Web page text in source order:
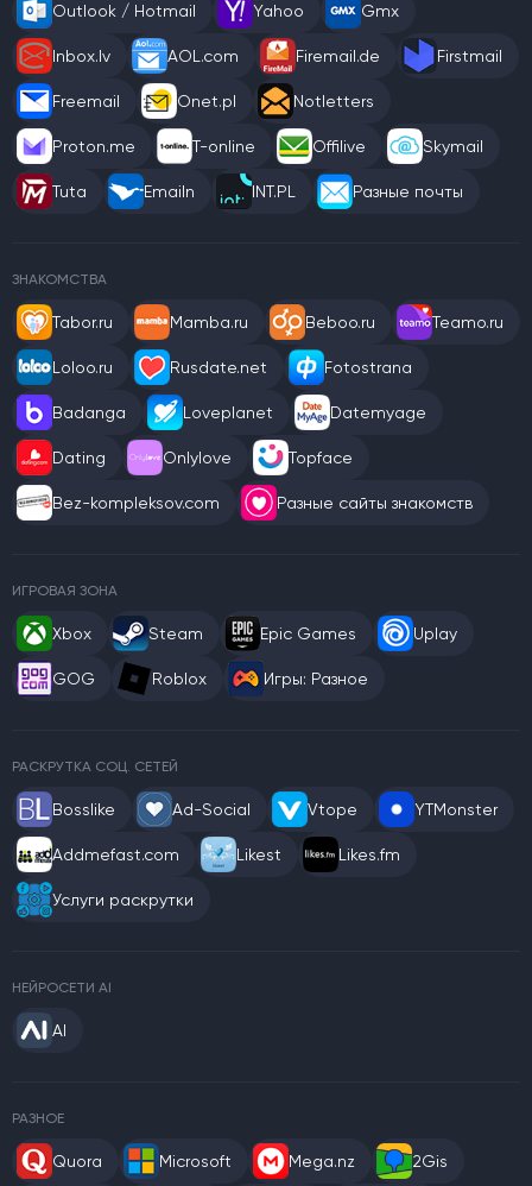
Outlook / Hotmail Yahoo Gmx
Inbox.lv AOL.com Firemail.de Firstmail
Freemail Onet.pl Notletters
Proton.me T-online Offilive Skymail
Tuta Emailn INT.PL Разные почты
ЗНАКОМСТВА
Tabor.ru Mamba.ru Beboo.ru Teamo.ru
Loloo.ru Rusdate.net Fotostrana
Badanga Loveplanet Datemyage
Dating Onlylove Topface
Bez-kompleksov.com Разные сайты знакомств
ИГРОВАЯ ЗОНА
Xbox Steam Epic Games Uplay
GOG Roblox Игры: Разное
РАСКРУТКА СОЦ. СЕТЕЙ
Bosslike Ad-Social Vtope YTMonster
Addmefast.com Likest Likes.fm
Услуги раскрутки
НЕЙРОСЕТИ AI
AI
РАЗНОЕ
Quora Microsoft Mega.nz 2Gis